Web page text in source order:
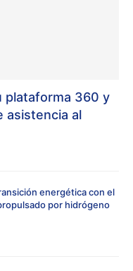
plataforma 360 y
asistencia al
energética con el
por hidrógeno